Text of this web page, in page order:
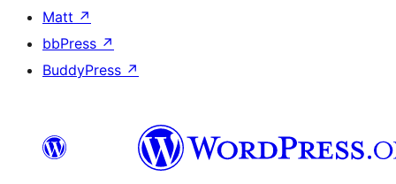
Matt ↗
bbPress ↗
BuddyPress ↗